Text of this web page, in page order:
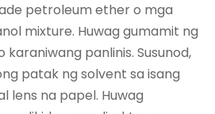
petroleum ether o mga
mixture. Huwag gumamit ng
karaniwang panlinis. Susunod,
patak ng solvent sa isang
lens na papel. Huwag